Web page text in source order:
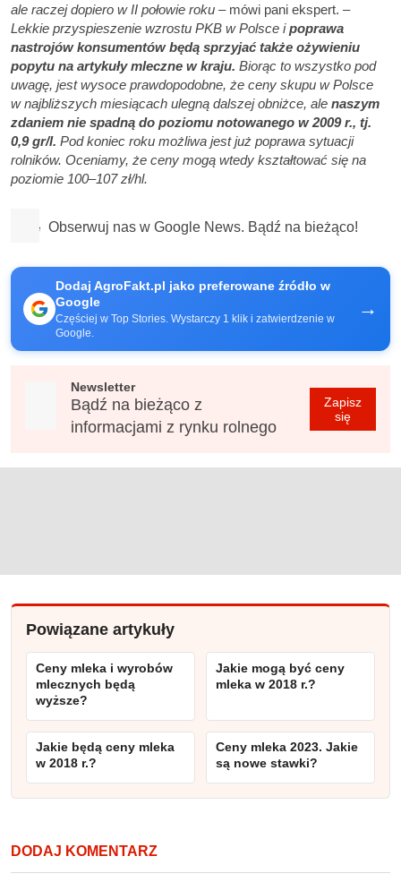
ale raczej dopiero w II połowie roku – mówi pani ekspert. –
Lekkie przyspieszenie wzrostu PKB w Polsce ipoprawa
nastrojów konsumentów będą sprzyjać także ożywieniu
popytu na artykuły mleczne w kraju. Biorąc to wszystko pod
uwagę, jest wysoce prawdopodobne, że ceny skupu w Polsce
w najbliższych miesiącach ulegną dalszej obniżce, ale naszym
zdaniem nie spadną do poziomu notowanego w 2009 r., tj.
0,9 gr/l. Pod koniec roku możliwa jest już poprawa sytuacji
rolników. Oceniamy, że ceny mogą wtedy kształtować się na
poziomie 100–107 zł/hl.
Obserwuj nas w Google News. Bądź na bieżąco!
Dodaj AgroFakt.pl jako preferowane źródło w
Google
Częściej w Top Stories. Wystarczy 1 klik i zatwierdzenie w
Google.
→
Newsletter
Bądź na bieżąco z
informacjami z rynku rolnego
Zapisz
się
Powiązane artykuły
Ceny mleka i wyrobów
mlecznych będą
wyższe?
Jakie mogą być ceny
mleka w 2018 r.?
Jakie będą ceny mleka
w 2018 r.?
Ceny mleka 2023. Jakie
są nowe stawki?
DODAJ KOMENTARZ